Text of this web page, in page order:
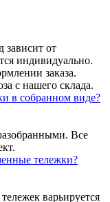
от
индивидуально.
заказа.
с нашего склада.
в собранном виде?
Все
тележки?
варьируется